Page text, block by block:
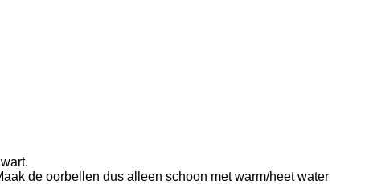
de oorbellen dus alleen schoon met warm/heet water